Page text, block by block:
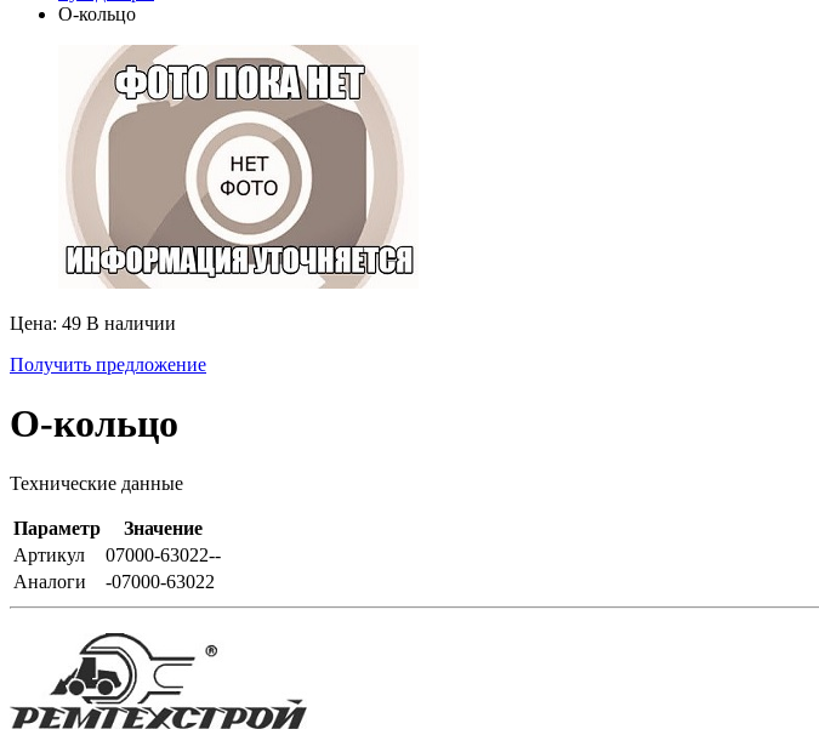
О-кольцо
Цена: 49 В наличии
Получить предложение
О-кольцо
Технические данные
Параметр
Значение
Артикул
07000-63022--
Аналоги
-07000-63022